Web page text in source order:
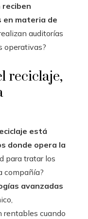
reciben
materia de
auditorías
operativas?
reciclaje,
está
donde opera la
para tratar los
compañía?
avanzadas
rentables cuando